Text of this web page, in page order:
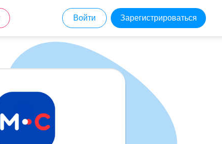
Зарегистрироваться
Войти